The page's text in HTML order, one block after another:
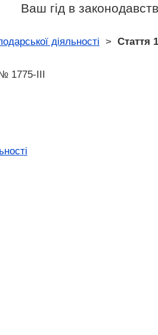
Ваш гід в
діяльності > Стаття
1775-III